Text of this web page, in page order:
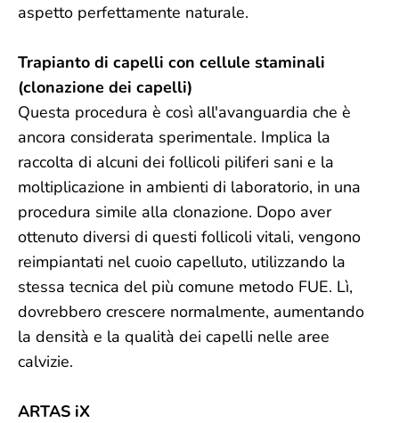
aspetto perfettamente naturale.
Trapianto di capelli con cellule staminali
(clonazione dei capelli)
Questa procedura è così all'avanguardia che è
ancora considerata sperimentale. Implica la
raccolta di alcuni dei follicoli piliferi sani e la
moltiplicazione in ambienti di laboratorio, in una
procedura simile alla clonazione. Dopo aver
ottenuto diversi di questi follicoli vitali, vengono
reimpiantati nel cuoio capelluto, utilizzando la
stessa tecnica del più comune metodo FUE. Lì,
dovrebbero crescere normalmente, aumentando
la densità e la qualità dei capelli nelle aree
calvizie.
ARTAS iX